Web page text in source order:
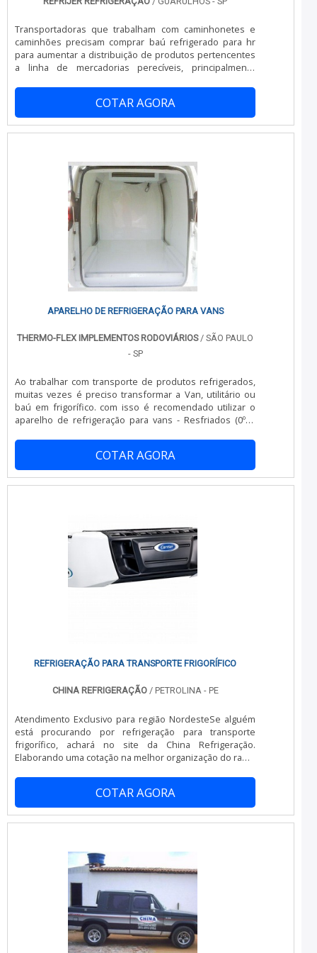
oferece itens variados como desmontagem de câmaras
frigoríficas e reforma de câmaras frigoríficas.É
conhecida por ser comprometida com os serviços e
responsável, qualificações construídas por focar suas
ações no resultado final, tendo escritório de alta
qualidade onde são realizadas as atividades e
experiência única no mercado de 40 anos no setor.
Tudo isso, somado a uma equipe com colaboradores
proativos e trabalhadores de alta qualidade, garante
Transportadoras que trabalham com caminhonetes e
caminhões precisam comprar baú refrigerado para hr
para aumentar a distribuição de produtos pertencentes
a linha de mercadorias perecíveis, principalmente
transporte de alimentos. O baú refrigerado, que atende
veículos do modelo HR, é destinado a suprir a carência
de uma cabine apropriada para regularizar a
temperatura interna da carroceria de acordo com o tipo
COTAR AGORA
APARELHO DE REFRIGERAÇÃO PARA VANS
THERMO-FLEX IMPLEMENTOS RODOVIÁRIOS/ SÃO PAULO
- SP
Ao trabalhar com transporte de produtos refrigerados,
muitas vezes é preciso transformar a Van, utilitário ou
baú em frigorífico. com isso é recomendado utilizar o
aparelho de refrigeração para vans - Resfriados (0ºC),
com 1 eletroventilador; Controlador Digital de
Temperatura no painel do veículo; Sistema Acoplado ao
motor com suporte independente; Gás refrigerante 134
Ecol-mdogico; 1 ano de garantia e 3 revisões gratuitas;
COTAR AGORA
REFRIGERAÇÃO PARA TRANSPORTE FRIGORÍFICO
CHINA REFRIGERAÇÃO/ PETROLINA - PE
Atendimento Exclusivo para região NordesteSe alguém
está procurando por refrigeração para transporte
frigorífico, achará no site da China Refrigeração.
Elaborando uma cotação na melhor organização do ramo
refrigeração para transporte frigorífico, com os
profissionais da China Refrigeração alcançará
assertividade com métodos avançados visando
principalmente à qualidade de apresentação.MAIS
estrutura com escritório de alta qualidade onde são
realizadas as atividades e estrutura suficiente para
atender todas as demandas, tudo pensando em
refrigeração para transporte frigorífico com proteção.Há
muitas maneiras eficientes de uma empresa
demonstrar competência, excelência e destaque em sua
área de atuação. A China Refrigeração se mostra
referência por ter: Soluções eficazes para comércio,
COTAR AGORA